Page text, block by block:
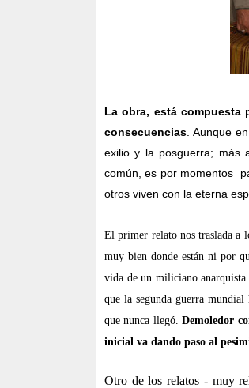
La obra, está compuesta
consecuencias . Aunque
exilio y la posguerra; más
común, es por momentos
otros viven con la eterna
El primer relato nos traslada a
muy bien donde están ni por
vida de un miliciano
que la segunda guerra
que nunca llegó.Demoledor
inicial va dando paso al
Otro de los relatos - muy